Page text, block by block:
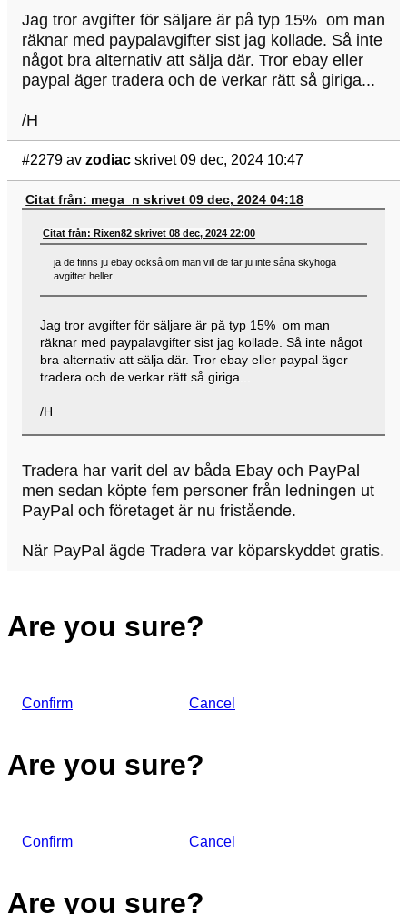
Jag tror avgifter för säljare är på typ 15% om man
räknar med paypalavgifter sist jag kollade. Så inte
något bra alternativ att sälja där. Tror ebay eller
paypal äger tradera och de verkar rätt så giriga...
/H
#2279 av zodiac skrivet 09 dec, 2024 10:47
Citat från: mega_n skrivet 09 dec, 2024 04:18
Citat från: Rixen82 skrivet 08 dec, 2024 22:00
ja de finns ju ebay också om man vill de tar ju inte såna skyhöga
avgifter heller.
Jag tror avgifter för säljare är på typ 15% om man
räknar med paypalavgifter sist jag kollade. Så inte något
bra alternativ att sälja där. Tror ebay eller paypal äger
tradera och de verkar rätt så giriga...
/H
Tradera har varit del av båda Ebay och PayPal
men sedan köpte fem personer från ledningen ut
PayPal och företaget är nu fristående.
När PayPal ägde Tradera var köparskyddet gratis.
Are you sure?
Confirm Cancel
Are you sure?
Confirm Cancel
Are you sure?